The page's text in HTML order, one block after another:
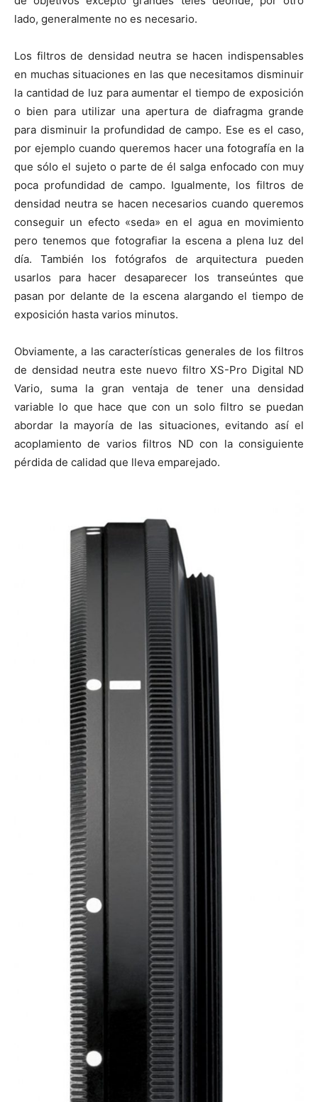
lado, generalmente no es necesario.
Los filtros de densidad neutra se hacen indispensables
en muchas situaciones en las que necesitamos disminuir
la cantidad de luz para aumentar el tiempo de exposición
o bien para utilizar una apertura de diafragma grande
para disminuir la profundidad de campo. Ese es el caso,
por ejemplo cuando queremos hacer una fotografía en la
que sólo el sujeto o parte de él salga enfocado con muy
poca profundidad de campo. Igualmente, los filtros de
densidad neutra se hacen necesarios cuando queremos
conseguir un efecto «seda» en el agua en movimiento
pero tenemos que fotografiar la escena a plena luz del
día. También los fotógrafos de arquitectura pueden
usarlos para hacer desaparecer los transeúntes que
pasan por delante de la escena alargando el tiempo de
exposición hasta varios minutos.
Obviamente, a las características generales de los filtros
de densidad neutra este nuevo filtro XS-Pro Digital ND
Vario, suma la gran ventaja de tener una densidad
variable lo que hace que con un solo filtro se puedan
abordar la mayoría de las situaciones, evitando así el
acoplamiento de varios filtros ND con la consiguiente
pérdida de calidad que lleva emparejado.